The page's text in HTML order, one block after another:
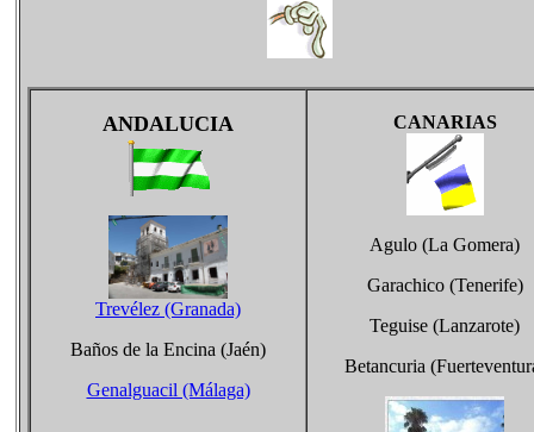
ANDALUCIA
Trevélez (Granada)
Baños de la Encina (Jaén)
Genalguacil (Málaga)
CANARIAS
Agulo (La Gomera)
Garachico (Tenerife)
Teguise (Lanzarote)
Betancuria